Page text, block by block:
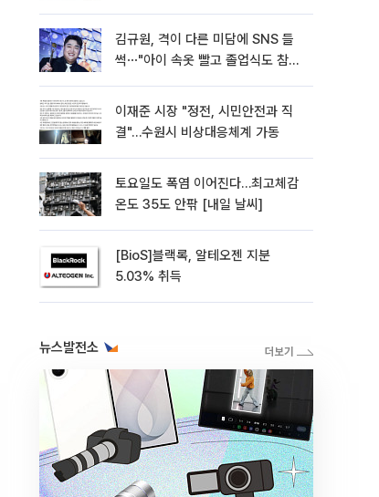
김규원, 격이 다른 미담에 SNS 들
썩⋯"아이 속옷 빨고 졸업식도 참
이재준 시장 "정전, 시민안전과 직
결"…수원시 비상대응체계 가동
토요일도 폭염 이어진다…최고체감
온도 35도 안팎 [내일 날씨]
[BioS]블랙록, 알테오젠 지분
5.03% 취득
뉴스발전소